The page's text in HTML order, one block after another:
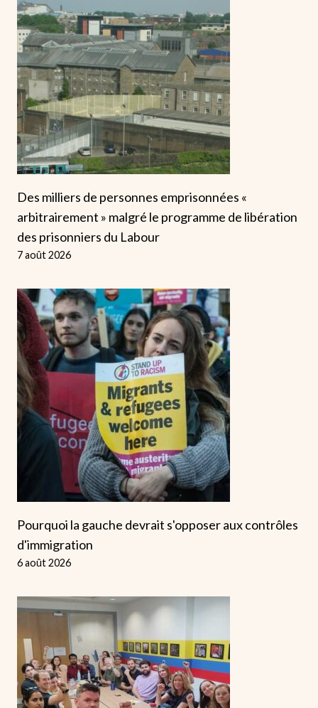
Des milliers de personnes emprisonnées «
arbitrairement » malgré le programme de libération
des prisonniers du Labour
7 août 2026
Pourquoi la gauche devrait s'opposer aux contrôles
d'immigration
6 août 2026